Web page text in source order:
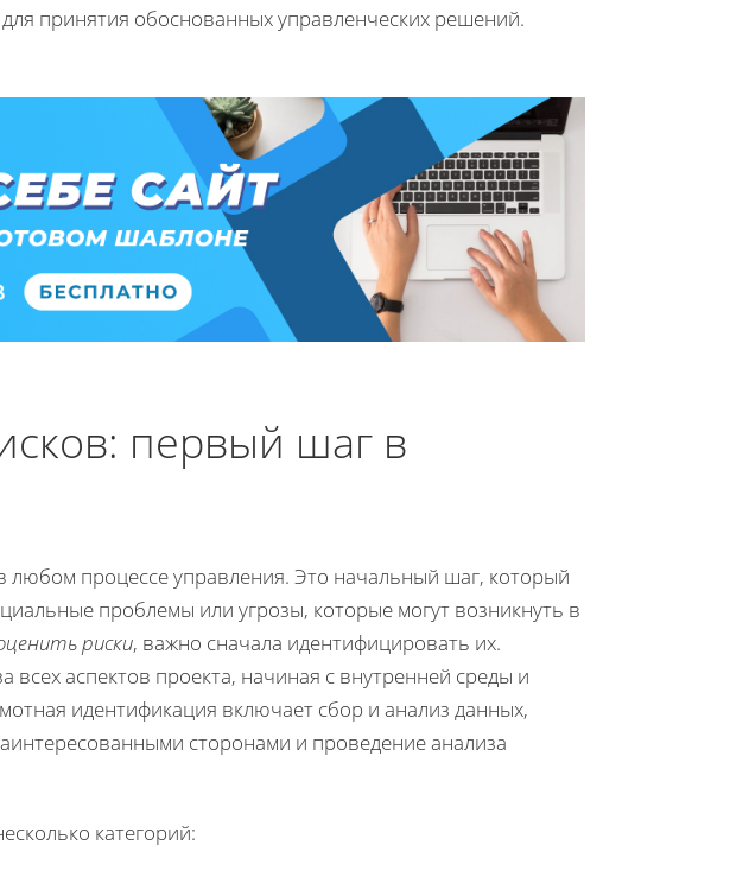
принятия обоснованных управленческих решений.
первый шаг в
любом процессе управления. Это начальный шаг, который
проблемы или угрозы, которые могут возникнуть в
риски, важно сначала идентифицировать их.
всех аспектов проекта, начиная с внутренней среды и
идентификация включает сбор и анализ данных,
сторонами и проведение анализа
категорий: